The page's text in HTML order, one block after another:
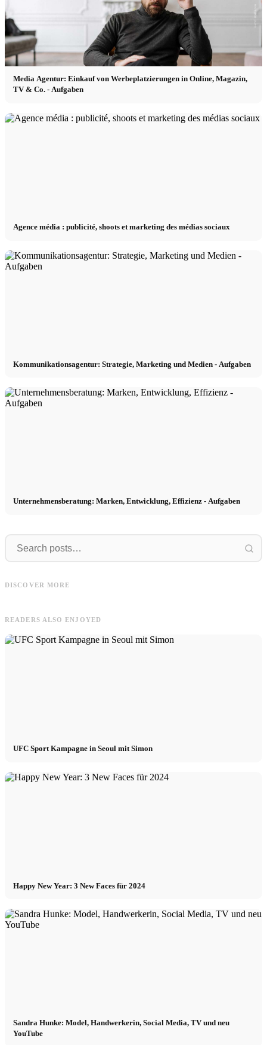
Media Agentur: Einkauf von Werbeplatzierungen in Online, Magazin,
TV & Co. - Aufgaben
Agence média : publicité, shoots et marketing des médias sociaux
Kommunikationsagentur: Strategie, Marketing und Medien - Aufgaben
Unternehmensberatung: Marken, Entwicklung, Effizienz - Aufgaben
DISCOVER MORE
YouTube, Instagram & Co - Aufgaben
READERS ALSO ENJOYED
UFC Sport Kampagne in Seoul mit Simon
Happy New Year: 3 New Faces für 2024
Sandra Hunke: Model, Handwerkerin, Social Media, TV und neu
YouTube